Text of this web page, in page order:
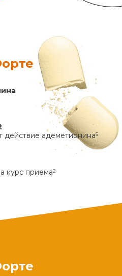
действие адеметионина5
курс приема2